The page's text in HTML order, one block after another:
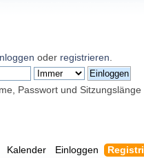
oder registrieren
Passwort und Sitzungslänge
Kalender Einloggen